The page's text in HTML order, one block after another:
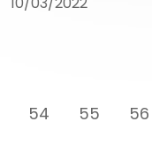
54 55 56